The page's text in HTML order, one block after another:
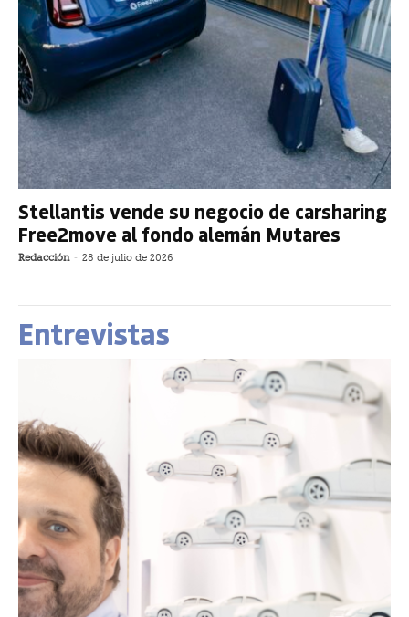
Stellantis vende su negocio de carsharing
Free2move al fondo alemán Mutares
Redacción - 28 de julio de 2026
Entrevistas